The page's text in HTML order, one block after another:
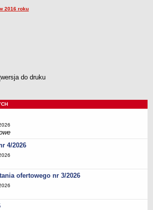
nr 5
PEDAGOGICZNE
2016 roku
4/2026
ofertowego nr 3/2026